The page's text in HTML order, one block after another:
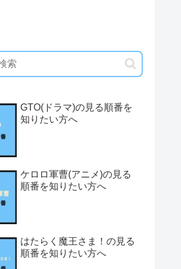
GTO(ドラマ)の見る順番を
知りたい方へ
ケロロ軍曹(アニメ)の見る
順番を知りたい方へ
はたらく魔王さま！の見る
順番を知りたい方へ